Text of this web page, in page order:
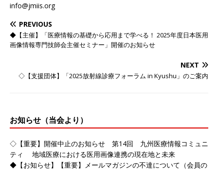
info@jmiis.org
PREVIOUS
◆【主催】「医療情報の基礎から応用まで学べる！ 2025年度日本医用
画像情報専門技師会主催セミナー」開催のお知らせ
NEXT
◇【支援団体】「2025放射線診療フォーラム in Kyushu」のご案内
お知らせ（当会より）
◇【重要】開催中止のお知らせ 第14回 九州医療情報コミュニ
ティ 地域医療における医用画像連携の現在地と未来
◆【お知らせ】【重要】メールマガジンの不達について（会員の